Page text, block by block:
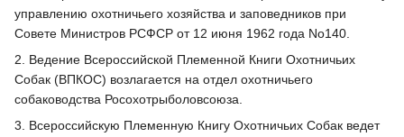
управлению охотничьего хозяйства и заповедников при
Совете Министров РСФСР от 12 июня 1962 года No140.
2. Ведение Всероссийской Племенной Книги Охотничьих
Собак (ВПКОС) возлагается на отдел охотничьего
собаководства Росохотрыболовсоюза.
3. Всероссийскую Племенную Книгу Охотничьих Собак ведет